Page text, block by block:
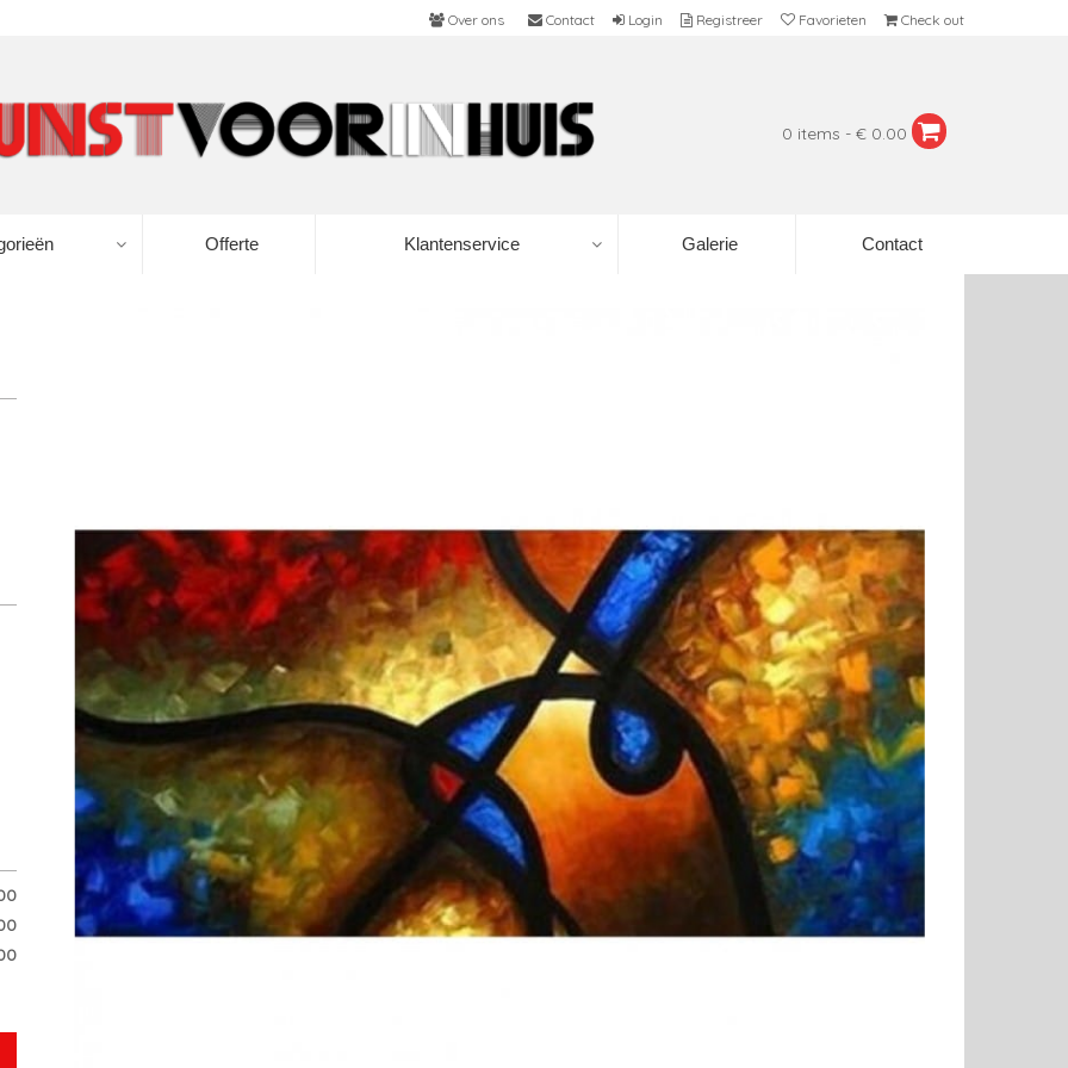
Over ons Contact Login Registreer Favorieten Check out
0 items - € 0.00
Offerte Klantenservice Galerie Contact